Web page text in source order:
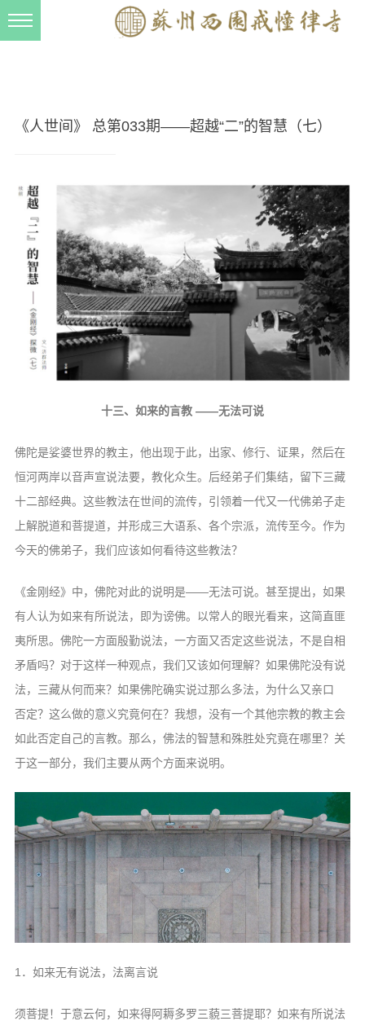
戒幢春秋
档案管理
道风建设
法音宣流
音频视频
西园法讯
皈依斋戒
义工家园
观自在禅修营
教理研究
学报论集
信息公告
戒幢论坛
活动记录
西园风光
下院风采
搜索
《人世间》 总第033期——超越“二”的智慧（七）
十三、如来的言教 ——无法可说
佛陀是娑婆世界的教主，他出现于此， 出家、修行、证果，然后在
恒河两岸以音声宣说法要，教化众生。后经弟子们集结，留下三藏
十二部经典。这些教法在世间的流传， 引领着一代又一代佛弟子走
上解脱道和菩提道，并形成三大语系、各个宗派，流传至今。 作为
今天的佛弟子，我们应该如何看待这些教法？
《金刚经》中，佛陀对此的说明是——无法可说。甚至提出，如果
有人认为如来有所说法，即为谤佛。以常人的眼光看来， 这简直匪
夷所思。佛陀一方面殷勤说法， 一方面又否定这些说法，不是自相
矛盾吗？ 对于这样一种观点，我们又该如何理解？ 如果佛陀没有说
法，三藏从何而来？如果佛陀确实说过那么多法，为什么又亲口
否定？这么做的意义究竟何在？我想，没有一个其他宗教的教主会
如此否定自己的言教。那么，佛法的智慧和殊胜处究竟在哪里？关
于这一部分，我们主要从两个方面来说明。
1．如来无有说法，法离言说
须菩提！于意云何，如来得阿耨多罗三藐三菩提耶？如来有所说法